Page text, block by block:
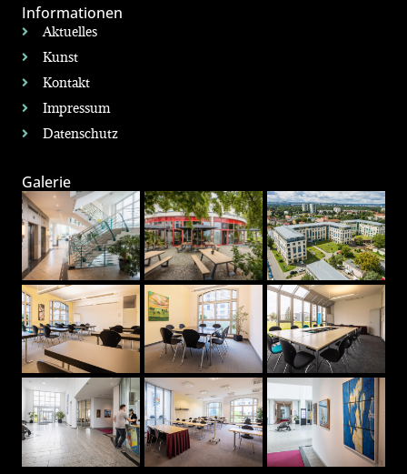
Informationen
Aktuelles
Kunst
Kontakt
Impressum
Datenschutz
Galerie